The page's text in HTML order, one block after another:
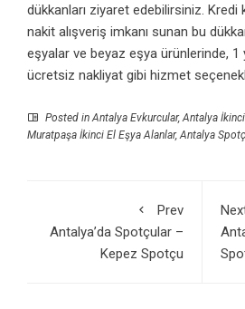
dükkanları ziyaret edebilirsiniz. Kredi
nakit alışveriş imkanı sunan bu
eşyalar ve beyaz eşya ürünlerinde, 1
ücretsiz nakliyat gibi hizmet
Posted in Antalya Evkurcular, Antalya
Muratpaşa İkinci El Eşya Alanlar, Antalya
Prev
Antalya’da Spotçular –
Kepez Spotçu